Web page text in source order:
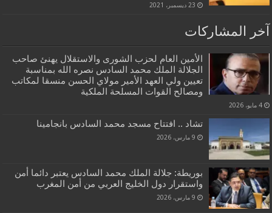
23 ديسمبر، 2021
آخر المشاركات
الأمين العام لحزب الشورى والاستقلال يهنئ صاحب
الجلالة الملك محمد السادس نصره الله بمناسبة
تعيين ولي العهد الأمير مولاي الحسن منسقا لمكاتب
ومصالح القوات المسلحة الملكية
4 مايو، 2026
تشاد .. افتتاح مسجد محمد السادس بانجامينا
9 مارس، 2026
بوريطة: جلالة الملك محمد السادس يعتبر دائما أمن
واستقرار دول الخليج العربي من أمن المغرب
9 مارس، 2026